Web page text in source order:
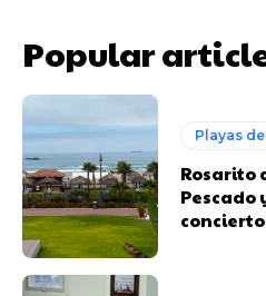
Popular
Playas
Rosarito
Pescado